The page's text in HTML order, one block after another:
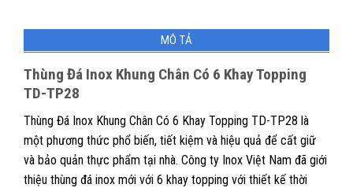
MÔ TẢ
Thùng Đá Inox Khung Chân Có 6 Khay Topping
TD-TP28
Thùng Đá Inox Khung Chân Có 6 Khay Topping TD-TP28 là
một phương thức phổ biến, tiết kiệm và hiệu quả để cất giữ
và bảo quản thực phẩm tại nhà. Công ty Inox Việt Nam đã giới
thiệu thùng đá inox mới với 6 khay topping với thiết kế thời